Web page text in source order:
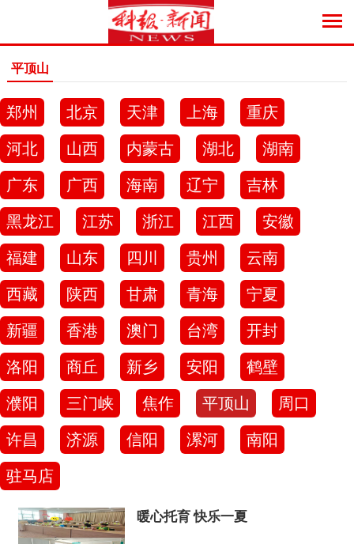
平顶山
郑州 北京 天津 上海 重庆
河北 山西 内蒙古 湖北 湖南
广东 广西 海南 辽宁 吉林
黑龙江 江苏 浙江 江西 安徽
福建 山东 四川 贵州 云南
西藏 陕西 甘肃 青海 宁夏
新疆 香港 澳门 台湾 开封
洛阳 商丘 新乡 安阳 鹤壁
濮阳 三门峡 焦作 平顶山 周口
许昌 济源 信阳 漯河 南阳
驻马店
暖心托育 快乐一夏